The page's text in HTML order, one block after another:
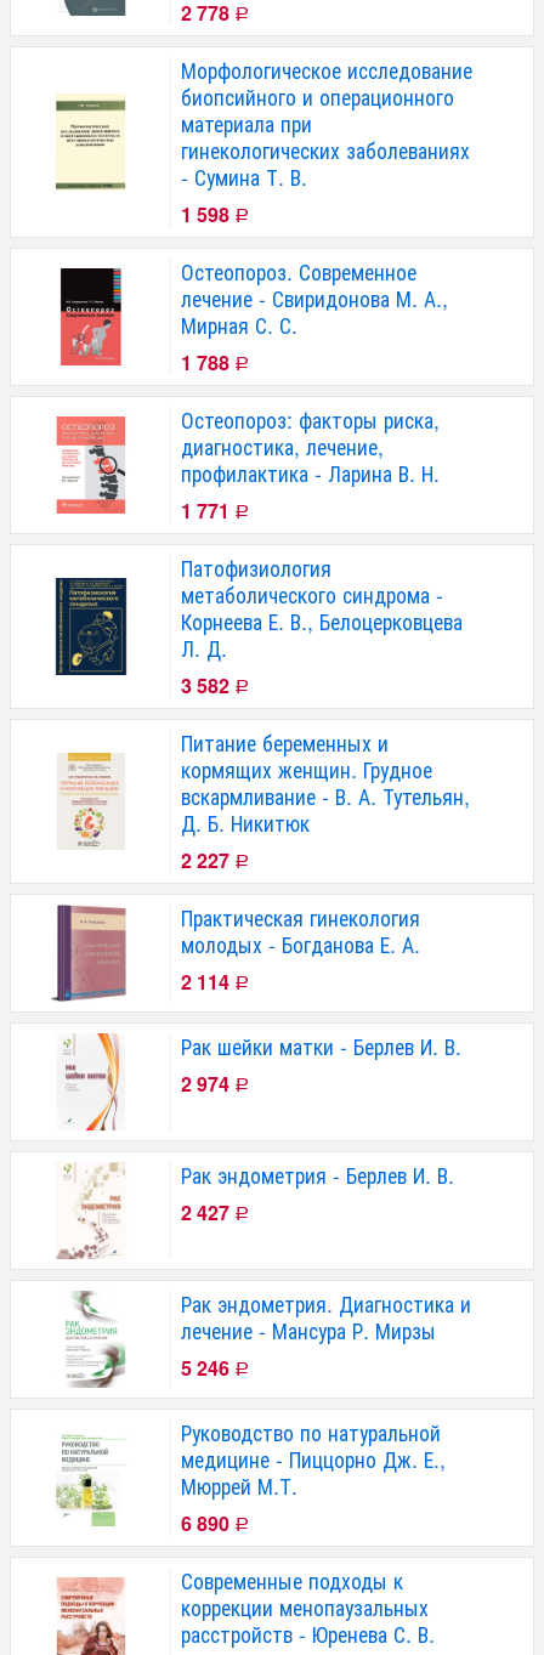
2 778 Р
Морфологическое исследование
биопсийного и операционного
материала при
гинекологических заболеваниях
- Сумина Т. В.
1 598 Р
Остеопороз. Современное
лечение - Свиридонова М. А.,
Мирная С. С.
1 788 Р
Остеопороз: факторы риска,
диагностика, лечение,
профилактика - Ларина В. Н.
1 771 Р
Патофизиология
метаболического синдрома -
Корнеева Е. В., Белоцерковцева
Л. Д.
3 582 Р
Питание беременных и
кормящих женщин. Грудное
вскармливание - В. А. Тутельян,
Д. Б. Никитюк
2 227 Р
Практическая гинекология
молодых - Богданова Е. А.
2 114 Р
Рак шейки матки - Берлев И. В.
2 974 Р
Рак эндометрия - Берлев И. В.
2 427 Р
Рак эндометрия. Диагностика и
лечение - Мансура Р. Мирзы
5 246 Р
Руководство по натуральной
медицине - Пиццорно Дж. Е.,
Мюррей М.Т.
6 890 Р
Современные подходы к
коррекции менопаузальных
расстройств - Юренева С. В.